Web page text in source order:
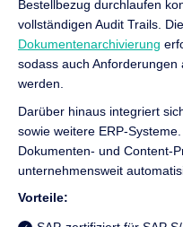
Bestellbezug durchlaufen
vollständigen Audit Trails. Die
Dokumentenarchivierung
sodass auch
werden.
Darüber hinaus integriert
sowie weitere ERP-
Dokumenten- und Content-
unternehmensweit
Vorteile: